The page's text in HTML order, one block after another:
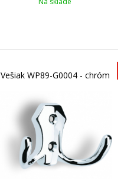
Vešiak WP89-G0004 - chróm